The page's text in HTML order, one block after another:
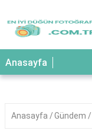
Anasayfa
Anasayfa Gündem